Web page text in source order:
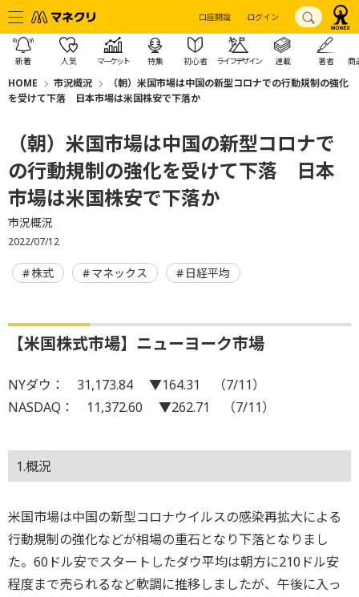
口座開設 ログイン
新着 人気 マーケット 特集 初心者 ライフデザイン 連載 著者 商
HOME 市況概況
（朝）米国市場は中国の新型コロナでの行動規制の強化
を受けて下落 日本市場は米国株安で下落か
（朝）米国市場は中国の新型コロナで
の行動規制の強化を受けて下落 日本
市場は米国株安で下落か
市況概況
2022/07/12
株式 マネックス 日経平均
【米国株式市場】ニューヨーク市場
NYダウ： 31,173.84 ▼164.31 （7/11）
NASDAQ： 11,372.60 ▼262.71 （7/11）
1.概況
米国市場は中国の新型コロナウイルスの感染再拡大による
行動規制の強化などが相場の重石となり下落となりまし
た。60ドル安でスタートしたダウ平均は朝方に210ドル安
程度まで売られるなど軟調に推移しましたが、午後に入っ